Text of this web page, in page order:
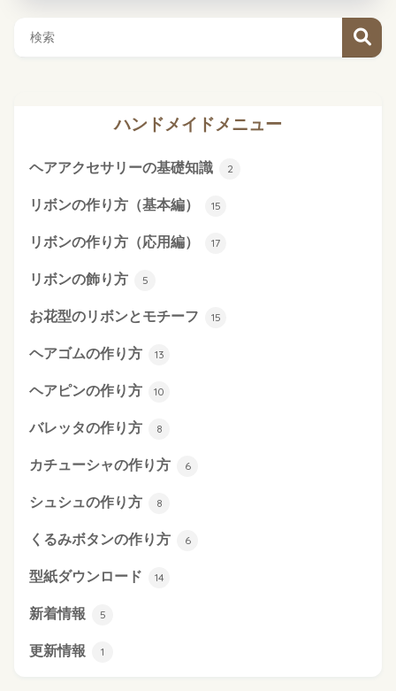
ハンドメイドメニュー
ヘアアクセサリーの基礎知識 2
リボンの作り方（基本編） 15
リボンの作り方（応用編） 17
リボンの飾り方 5
お花型のリボンとモチーフ 15
ヘアゴムの作り方 13
ヘアピンの作り方 10
バレッタの作り方 8
カチューシャの作り方 6
シュシュの作り方 8
くるみボタンの作り方 6
型紙ダウンロード 14
新着情報 5
更新情報 1